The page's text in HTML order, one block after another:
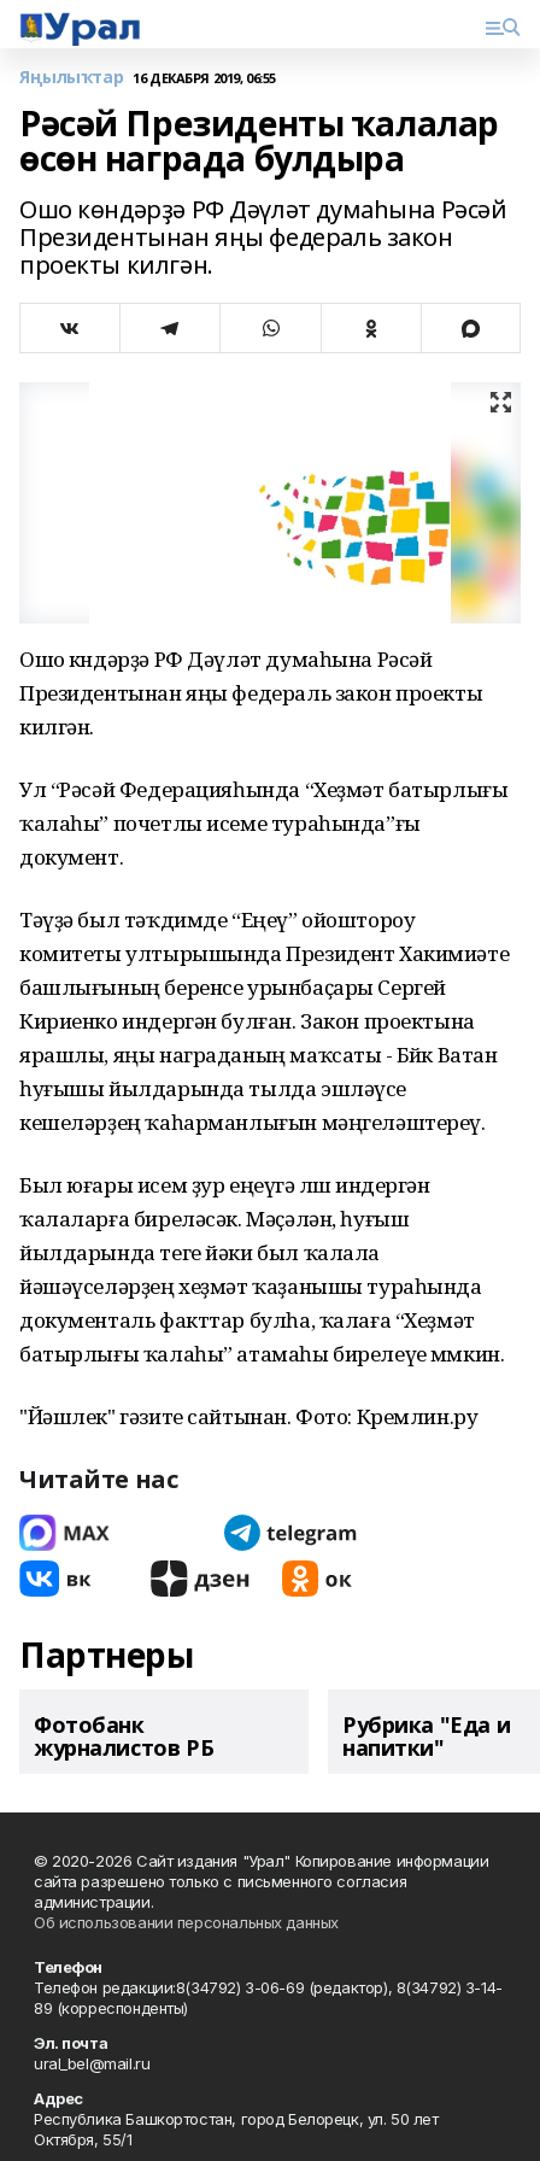
Яңылыҡтар 16 ДЕКАБРЯ 2019, 06:55
Рәсәй Президенты ҡалалар
өсөн награда булдыра
Ошо көндәрҙә РФ Дәүләт думаһына Рәсәй
Президентынан яңы федераль закон
проекты килгән.
Ошо көндәрҙә РФ Дәүләт думаһына Рәсәй
Президентынан яңы федераль закон проекты
килгән.
Ул “Рәсәй Федерацияһында “Хеҙмәт батырлығы
ҡалаһы” почетлы исеме тураһында”ғы
документ.
Тәүҙә был тәҡдимде “Еңеү” ойоштороу
комитеты ултырышында Президент Хакимиәте
башлығының беренсе урынбаҫары Сергей
Кириенко индергән булған. Закон проектына
ярашлы, яңы награданың маҡсаты - Бөйөк Ватан
һуғышы йылдарында тылда эшләүсе
кешеләрҙең ҡаһарманлығын мәңгеләштереү.
Был юғары исем ҙур еңеүгә өлөш индергән
ҡалаларға биреләсәк. Мәҫәлән, һуғыш
йылдарында теге йәки был ҡалала
йәшәүселәрҙең хеҙмәт ҡаҙанышы тураһында
документаль факттар булһа, ҡалаға “Хеҙмәт
батырлығы ҡалаһы” атамаһы бирелеүе мөмкин.
"Йәшлек" гәзите сайтынан. Фото: Кремлин.ру
Читайте нас
Партнеры
Фотобанк
журналистов РБ
Рубрика "Еда и
напитки"
© 2020-2026 Сайт издания "Урал" Копирование информации
сайта разрешено только с письменного согласия
администрации.
Об использовании персональных данных
Телефон
Телефон редакции:8(34792) 3-06-69 (редактор), 8(34792) 3-14-
89 (корреспонденты)
Эл. почта
ural_bel@mail.ru
Адрес
Республика Башкортостан, город Белорецк, ул. 50 лет
Октября, 55/1